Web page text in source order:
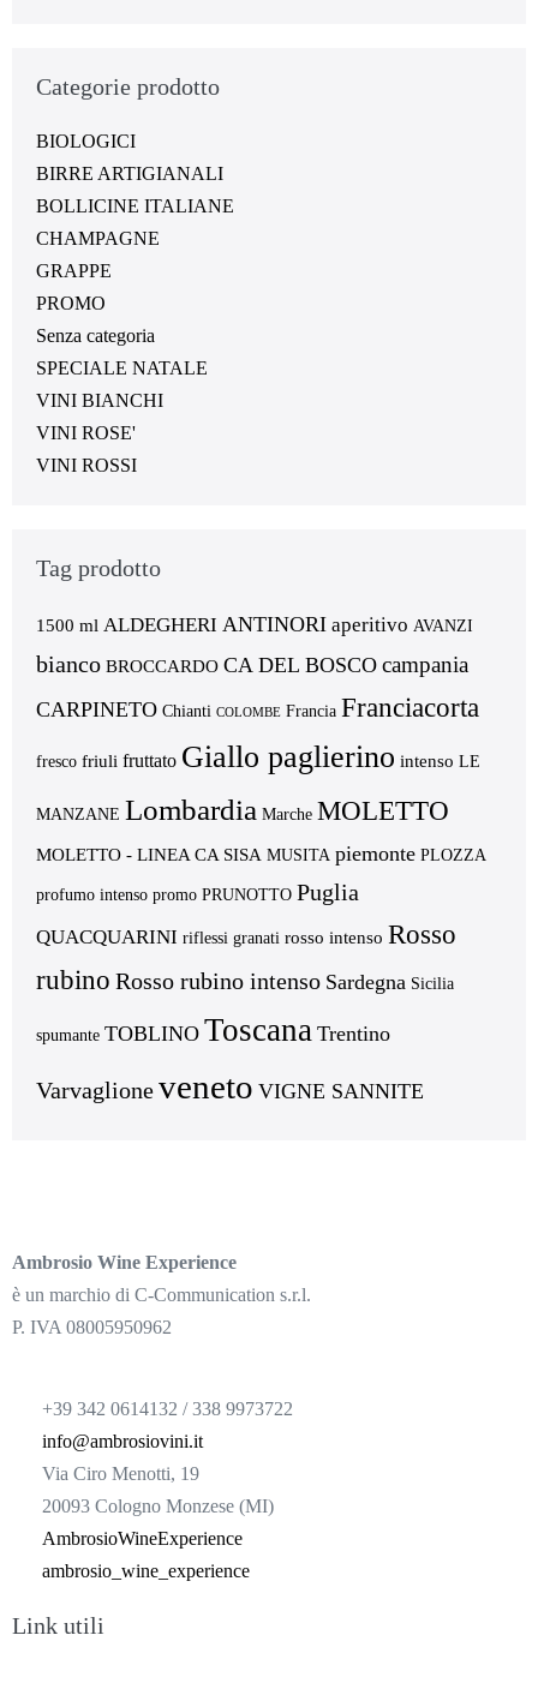
Categorie prodotto
BIOLOGICI
BIRRE ARTIGIANALI
BOLLICINE ITALIANE
CHAMPAGNE
GRAPPE
PROMO
Senza categoria
SPECIALE NATALE
VINI BIANCHI
VINI ROSE'
VINI ROSSI
Tag prodotto
1500 ml ALDEGHERI ANTINORI aperitivo AVANZI
bianco BROCCARDO CA DEL BOSCO campania
CARPINETO Chianti COLOMBE Francia Franciacorta
fresco friuli fruttato Giallo paglierino intenso LE
MANZANE Lombardia Marche MOLETTO
MOLETTO - LINEA CA SISA MUSITA piemonte PLOZZA
profumo intenso promo PRUNOTTO Puglia
QUACQUARINI riflessi granati rosso intenso Rosso
rubino Rosso rubino intenso Sardegna Sicilia
spumante TOBLINO Toscana Trentino
Varvaglioneveneto VIGNE SANNITE
Ambrosio Wine Experience
è un marchio di C-Communication s.r.l.
P. IVA 08005950962
+39 342 0614132 / 338 9973722
info@ambrosiovini.it
Via Ciro Menotti, 19
20093 Cologno Monzese (MI)
AmbrosioWineExperience
ambrosio_wine_experience
Link utili